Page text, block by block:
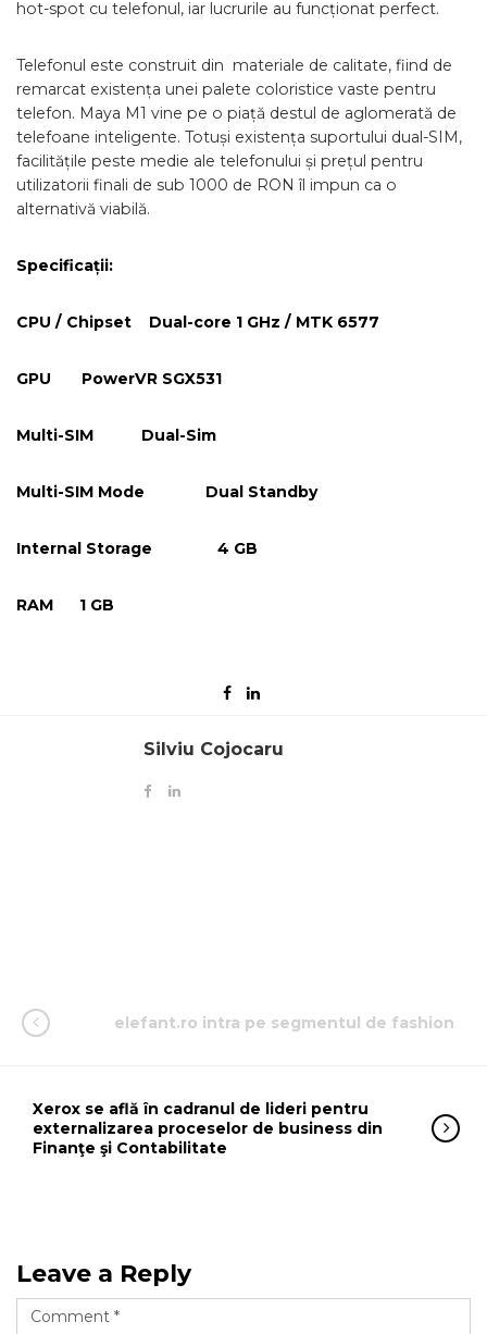
hot-spot cu telefonul, iar lucrurile au funcționat perfect.
Telefonul este construit din materiale de calitate, fiind de
remarcat existența unei palete coloristice vaste pentru
telefon. Maya M1 vine pe o piață destul de aglomerată de
telefoane inteligente. Totuși existența suportului dual-SIM,
facilitățile peste medie ale telefonului și prețul pentru
utilizatorii finali de sub 1000 de RON îl impun ca o
alternativă viabilă.
Specificații:
CPU / Chipset Dual-core 1 GHz / MTK 6577
GPU PowerVR SGX531
Multi-SIM Dual-Sim
Multi-SIM Mode Dual Standby
Internal Storage 4 GB
RAM 1 GB
Silviu Cojocaru
elefant.ro intra pe segmentul de fashion
Xerox se află în cadranul de lideri pentru
externalizarea proceselor de business din
Finanţe şi Contabilitate
Leave a Reply